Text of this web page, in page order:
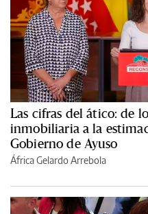
Las cifras del ático: de
inmobiliaria a la
Gobierno de Ayuso
África Gelardo Arrebola